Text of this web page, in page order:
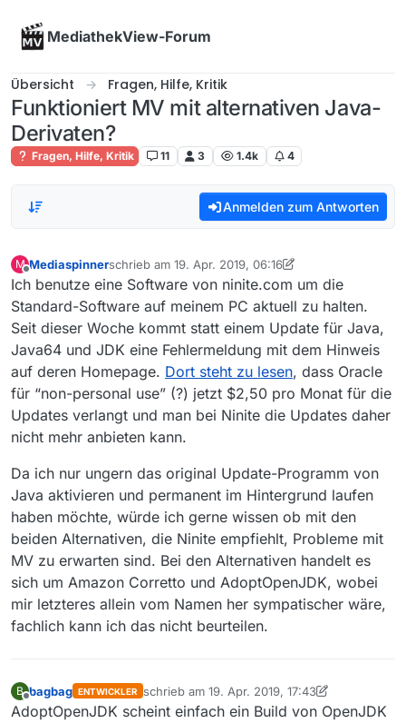
MediathekView-Forum
Übersicht Fragen, Hilfe, Kritik
Funktioniert MV mit alternativen Java-
Derivaten?
Fragen, Hilfe, Kritik 11 3 1.4k 4
Anmelden zum Antworten
M
Offline
Mediaspinnerschrieb am 19. Apr. 2019, 06:16
zuletzt editiert von Mediaspinner
Ich benutze eine Software von ninite.com um die
Standard-Software auf meinem PC aktuell zu halten.
Seit dieser Woche kommt statt einem Update für Java,
Java64 und JDK eine Fehlermeldung mit dem Hinweis
auf deren Homepage. Dort steht zu lesen, dass Oracle
für “non-personal use” (?) jetzt $2,50 pro Monat für die
Updates verlangt und man bei Ninite die Updates daher
nicht mehr anbieten kann.
Da ich nur ungern das original Update-Programm von
Java aktivieren und permanent im Hintergrund laufen
haben möchte, würde ich gerne wissen ob mit den
beiden Alternativen, die Ninite empfiehlt, Probleme mit
MV zu erwarten sind. Bei den Alternativen handelt es
sich um Amazon Corretto und AdoptOpenJDK, wobei
mir letzteres allein vom Namen her sympatischer wäre,
fachlich kann ich das nicht beurteilen.
B
Offline
bagbag ENTWICKLER schrieb am 19. Apr. 2019, 17:43
zuletzt editiert von bagbag
AdoptOpenJDK scheint einfach ein Build von OpenJDK